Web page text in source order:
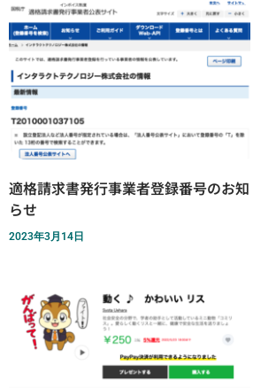
適格請求書発行事業者登録番号のお知
らせ
2023年3月14日